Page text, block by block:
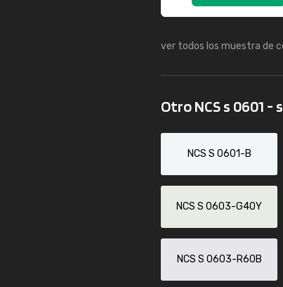
ver todos los muestra de
Otro NCS s 0601 -
NCS S 0601-B
NCS S 0603-G40Y
NCS S 0603-R60B